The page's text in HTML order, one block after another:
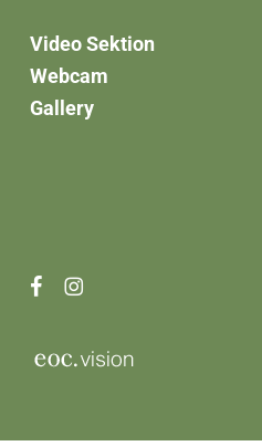
Video Sektion
Webcam
Gallery
facebookinstagram